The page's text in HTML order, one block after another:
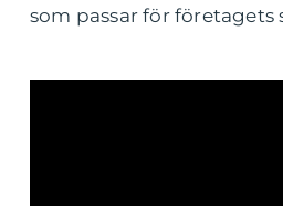
som passar för företagets